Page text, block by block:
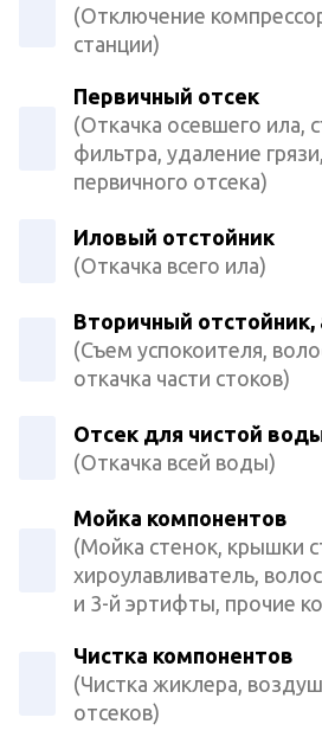
(Отключение
станции)
Первичный отсек
(Откачка осевшего ила,
фильтра, удаление
первичного отсека)
Иловый отстойник
(Откачка всего ила)
Вторичный отстойник,
(Съем успокоителя,
откачка части стоков)
Отсек для чистой
(Откачка всей воды)
Мойка компонентов
(Мойка стенок, крышки
хироулавливатель,
и 3-й эртифты, прочие
Чистка компонентов
(Чистка жиклера,
отсеков)